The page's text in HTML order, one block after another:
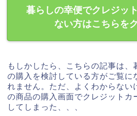
暮らしの幸便でクレジッ
ない方はこちらを
もしかしたら、こちらの記事は、
の購入を検討している方がご覧に
れません。ただ、よくわからない
の商品の購入画面でクレジットカ
してしまった、、、